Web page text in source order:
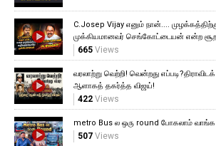
C.Josep Vijay எனும் நான்....
முக்கியமானவர் செங்கோட்டையன் என்ற
665Views
வரலாற்று வெற்றி! வென்றது
ஆளாகத் தகர்த்த விஜய்!
422Views
metro Bus ல ஒரு round போகலாம் வாங்க
507Views